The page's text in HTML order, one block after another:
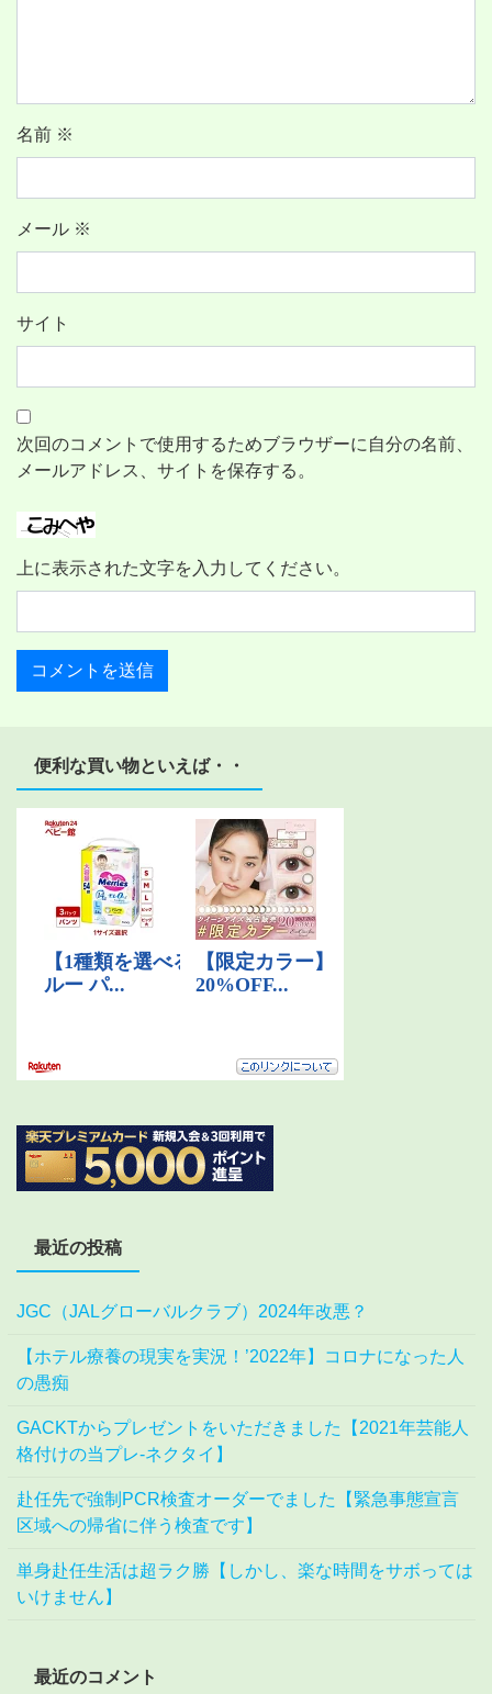
名前 ※
メール ※
サイト
次回のコメントで使用するためブラウザーに自分の名前、
メールアドレス、サイトを保存する。
上に表示された文字を入力してください。
便利な買い物といえば・・
最近の投稿
JGC（JALグローバルクラブ）2024年改悪？
【ホテル療養の現実を実況！’2022年】コロナになった人
の愚痴
GACKTからプレゼントをいただきました【2021年芸能人
格付けの当プレ-ネクタイ】
赴任先で強制PCR検査オーダーでました【緊急事態宣言
区域への帰省に伴う検査です】
単身赴任生活は超ラク勝【しかし、楽な時間をサボっては
いけません】
最近のコメント